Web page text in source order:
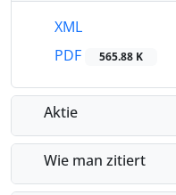
XML
PDF
565.88 K
Aktie
Wie man zitiert